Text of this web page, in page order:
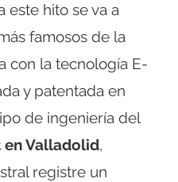
este hito se va a
famosos de la
con la tecnología E-
y patentada en
de ingeniería del
en Valladolid,
registre un